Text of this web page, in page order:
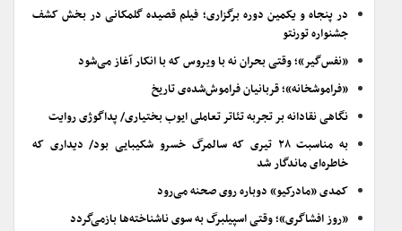
در پنجاه و یکمین دوره برگزاری؛ فیلم قصیده گلمکانی در بخش کشف
جشنواره تورنتو
«نفس‌گیر»؛ وقتی بحران نه با ویروس که با انکار آغاز می‌شود
«فراموشخانه»؛ قربانیان فراموش‌شده‌ی تاریخ
نگاهی نقادانه بر تجربه تئاتر تعاملی ایوب بختیاری/ پداگوژی روایت
به مناسبت ۲۸ تیری که سالمرگ خسرو شکیبایی بود/ دیداری که
خاطره‌ای ماندگار شد
کمدی «مادرکیو» دوباره روی صحنه می‌رود
«روز افشاگری»؛ وقتی اسپیلبرگ به سوی ناشناخته‌ها بازمی‌گردد